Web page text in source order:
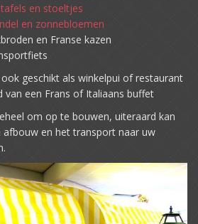
en stoeltjes
en zonnebloemen
en Franse kazen
geschikt als winkelpui of restaurant
van een Frans of Italiaans buffet
om op te bouwen, uiteraard kan
en het transport naar uw